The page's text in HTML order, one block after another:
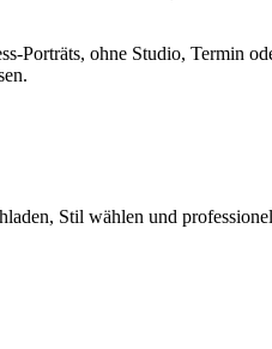
Porträts, ohne Studio, Termin
Stil wählen und